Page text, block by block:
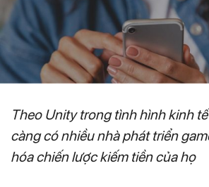
Theo Unity trong tình hình kinh
càng có nhiều nhà phát triển
hóa chiến lược kiếm tiền của họ